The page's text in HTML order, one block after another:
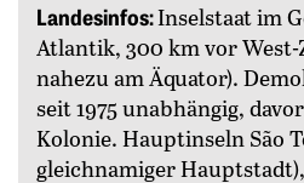
Landesinfos:Inselstaat im
Atlantik, 300 km vor
nahezu am Äquator).
seit 1975 unabhängig,
Kolonie. Hauptinseln São
gleichnamiger